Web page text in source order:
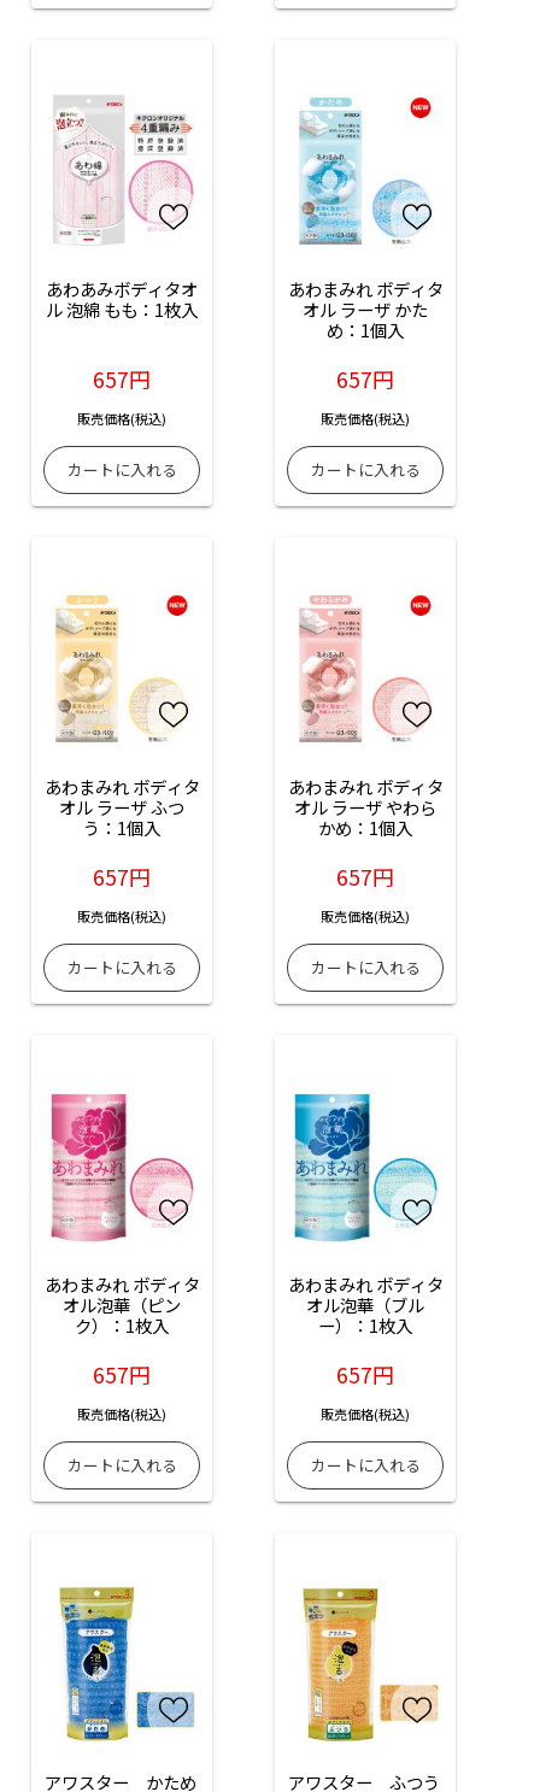
あわあみボディタオ
ル 泡綿 もも：1枚入
657円
販売価格(税込)
あわまみれ ボディタ
オル ラーザ かた
め：1個入
657円
販売価格(税込)
あわまみれ ボディタ
オル ラーザ ふつ
う：1個入
657円
販売価格(税込)
あわまみれ ボディタ
オル ラーザ やわら
かめ：1個入
657円
販売価格(税込)
あわまみれ ボディタ
オル泡華（ピン
ク）：1枚入
657円
販売価格(税込)
あわまみれ ボディタ
オル泡華（ブル
ー）：1枚入
657円
販売価格(税込)
アワスター　かため
アワスター　ふつう